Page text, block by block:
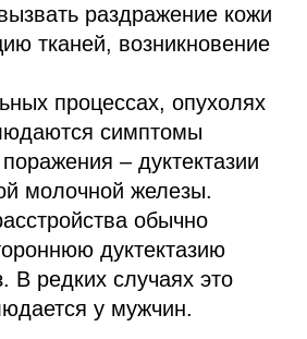
раздражение кожи
тканей, возникновение
процессах, опухолях
симптомы
– дуктектазии
молочной железы.
обычно
дуктектазию
В редких случаях это
у мужчин.